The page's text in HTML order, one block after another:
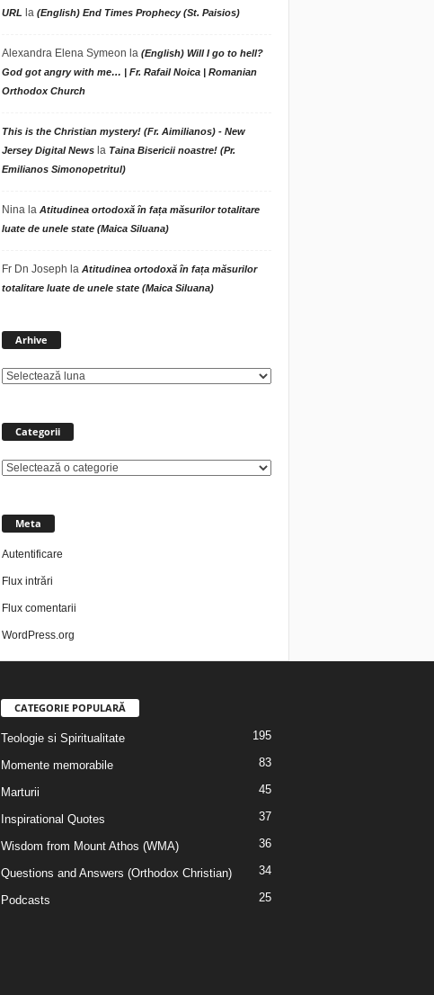
URL la (English) End Times Prophecy (St. Paisios)
Alexandra Elena Symeon la (English) Will I go to hell?
God got angry with me… | Fr. Rafail Noica | Romanian
Orthodox Church
This is the Christian mystery! (Fr. Aimilianos) - New
Jersey Digital Newsla Taina Bisericii noastre! (Pr.
Emilianos Simonopetritul)
Nina la Atitudinea ortodoxă în fața măsurilor totalitare
luate de unele state (Maica Siluana)
Fr Dn Joseph la Atitudinea ortodoxă în fața măsurilor
totalitare luate de unele state (Maica Siluana)
Arhive
Categorii
Categorii
Meta
Autentificare
Flux intrări
Flux comentarii
WordPress.org
CATEGORIE POPULARĂ
Teologie si Spiritualitate 195
Momente memorabile 83
Marturii 45
Inspirational Quotes 37
Wisdom from Mount Athos (WMA) 36
Questions and Answers (Orthodox Christian) 34
Podcasts 25